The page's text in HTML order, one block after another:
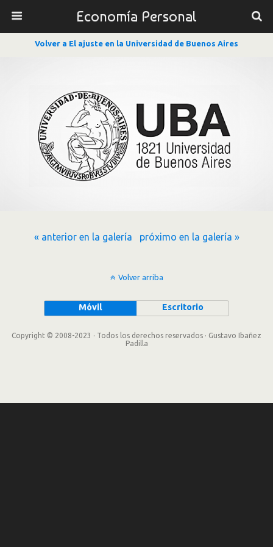
Economía Personal
Volver a El ajuste en la Universidad de Buenos Aires
« anterior en la galería próximo en la galería »
Volver arriba
Móvil Escritorio
Copyright © 2008-2023 · Todos los derechos reservados · Gustavo Ibañez
Padilla